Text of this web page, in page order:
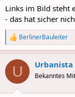
Links im Bild steht
- das hat sicher
R
e
a
c
i
BerlinerBauleiter
U Urbanista
Bekanntes